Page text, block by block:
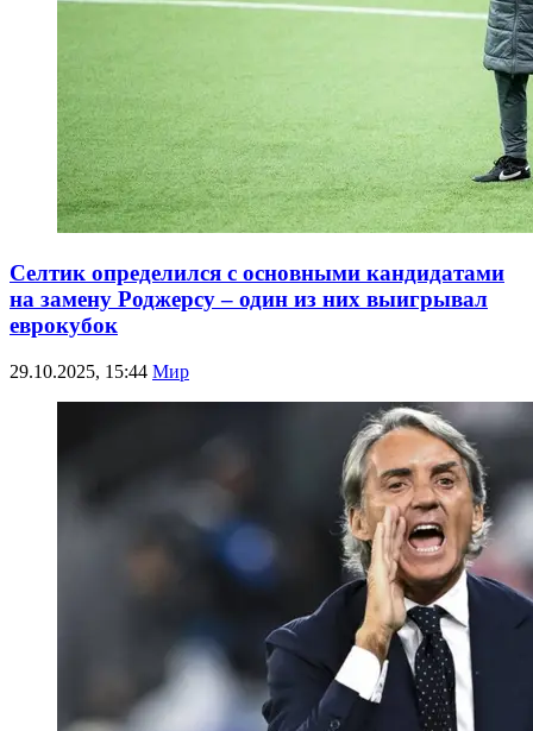
Селтик определился с основными кандидатами
на замену Роджерсу – один из них выигрывал
еврокубок
29.10.2025, 15:44 Мир